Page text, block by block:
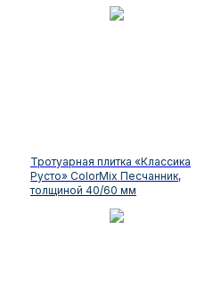
Тротуарная плитка «Классика
Русто» ColorMix Песчанник,
толщиной 40/60 мм